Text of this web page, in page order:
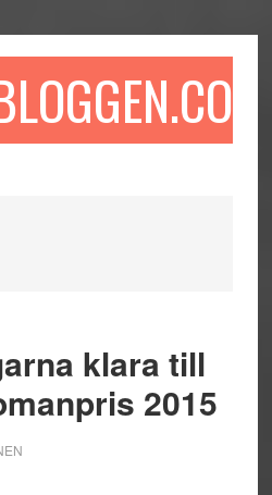
klara till
2015